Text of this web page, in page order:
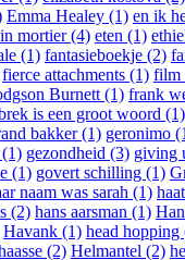
Emma Healey (1) en ik
mortier (4) eten (1)
(1) fantasieboekje (2)
fierce attachments (1) film
Burnett (1) frank
is een groot woord (1)
bakker (1) geronimo
(1) gezondheid (3) giving
(1) govert schilling (1)
naam was sarah (1)
(2) hans aarsman (1)
Havank (1) head hopping
(2) Helmantel (2)